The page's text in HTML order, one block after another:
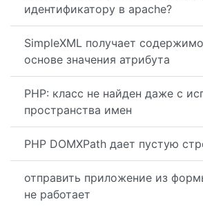
идентификатору в apache?
SimpleXML получает
основе значения атрибута
PHP: класс не найден даже с
пространства имен
PHP DOMXPath дает пустую
отправить приложение из
не работает